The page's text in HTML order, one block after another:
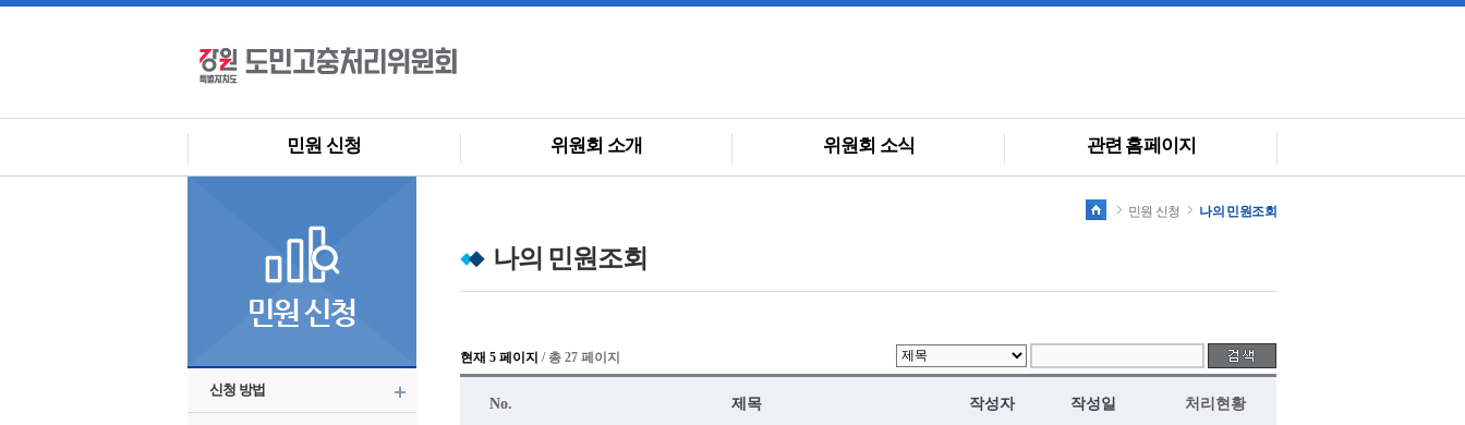
민원 신청 위원회 소개 위원회 소식 관련 홈페이지
신청 방법
민원 신청 나의 민원조회
나의 민원조회
현재 5 페이지 / 총 27 페이지
No. 제목 작성자 작성일 처리현황